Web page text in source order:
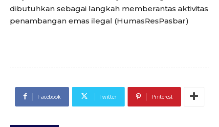
dibutuhkan sebagai langkah memberantas aktivitas
penambangan emas ilegal (HumasResPasbar)
Facebook Twitter Pinterest